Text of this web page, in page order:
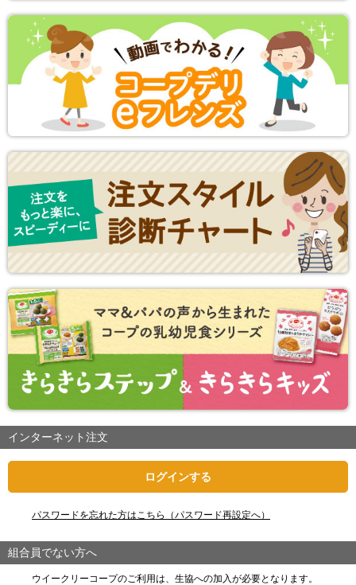
インターネット注文
ログインする
パスワードを忘れた方はこちら（パスワード再設定へ）
組合員でない方へ
ウイークリーコープのご利用は、生協への加入が必要となります。